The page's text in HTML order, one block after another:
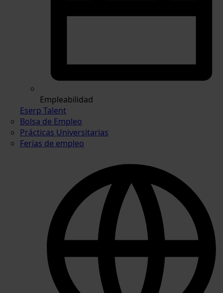
Empleabilidad
Eserp Talent
Bolsa de Empleo
Prácticas Universitarias
Ferias de empleo